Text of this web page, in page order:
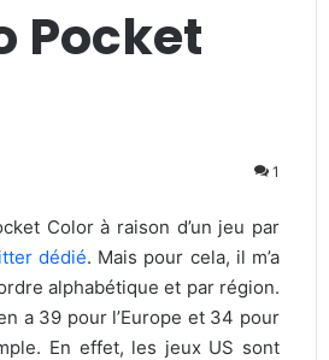
Pocket
1
Color à raison d’un jeu par
dédié. Mais pour cela, il m’a
alphabétique et par région.
a 39 pour l’Europe et 34 pour
En effet, les jeux US sont